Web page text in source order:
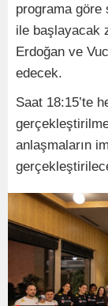
programa göre
ile başlayacak
Erdoğan ve
edecek.
Saat 18:15’te
anlaşmaların